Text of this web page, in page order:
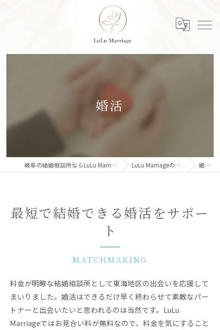
婚活
岐阜の結婚相談所ならLuLu Marriage LuLu Marriageの特徴 婚活
最短で結婚できる婚活をサポー
ト
MATCHMAKING
料金が明瞭な結婚相談所として東海地区の出会いを応援して
まいりました。婚活はできるだけ早く終わらせて素敵なパー
トナーと出会いたいと思われるのは当然です。LuLu
Marriageではお見合い料が無料なので、料金を気にすること